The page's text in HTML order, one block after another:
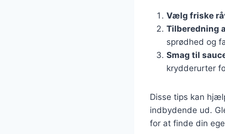
Vælg friske
Tilberedning
sprødhed og
Smag til
krydderurter
Disse tips kan
indbydende ud.
for at finde din